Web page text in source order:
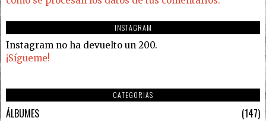
INSTAGRAM
Instagram no ha devuelto un 200.
¡Sígueme!
CATEGORIAS
ÁLBUMES
147